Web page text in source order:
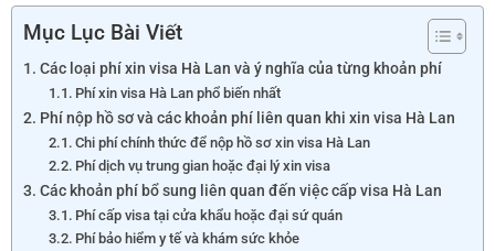
Mục Lục Bài Viết
Các loại phí xin visa Hà Lan và ý nghĩa của từng khoản phí
Phí xin visa Hà Lan phổ biến nhất
Phí nộp hồ sơ và các khoản phí liên quan khi xin visa Hà Lan
Chi phí chính thức để nộp hồ sơ xin visa Hà Lan
Phí dịch vụ trung gian hoặc đại lý xin visa
Các khoản phí bổ sung liên quan đến việc cấp visa Hà Lan
Phí cấp visa tại cửa khẩu hoặc đại sứ quán
Phí bảo hiểm y tế và khám sức khỏe